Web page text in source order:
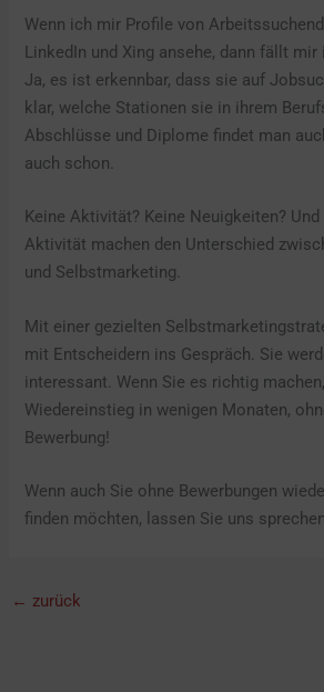
Wenn ich mir Profile von
LinkedIn und Xing ansehe, dann fällt
Ja, es ist erkennbar, dass sie auf
klar, welche Stationen sie in ihrem
Abschlüsse und Diplome findet man
auch schon.
Keine Aktivität? Keine Neuigkeiten?
Aktivität machen den Unterschied
und Selbstmarketing.
Mit einer gezielten
mit Entscheidern ins Gespräch. Sie
interessant. Wenn Sie es richtig
Wiedereinstieg in wenigen Monaten,
Bewerbung!
Wenn auch Sie ohne Bewerbungen
finden möchten, lassen Sie uns
← zurück